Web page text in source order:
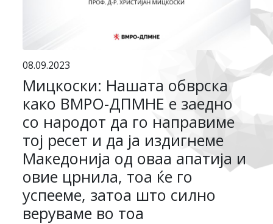
08.09.2023
Мицкоски: Нашата обврска
како ВМРО-ДПМНЕ е заедно
со народот да го направиме
тој ресет и да ја издигнеме
Македонија од оваа апатија и
овие црнила, тоа ќе го
успееме, затоа што силно
веруваме во тоа